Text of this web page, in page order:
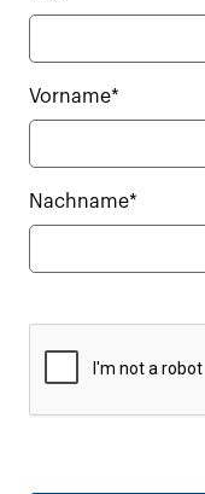
Vorname*
Nachname*